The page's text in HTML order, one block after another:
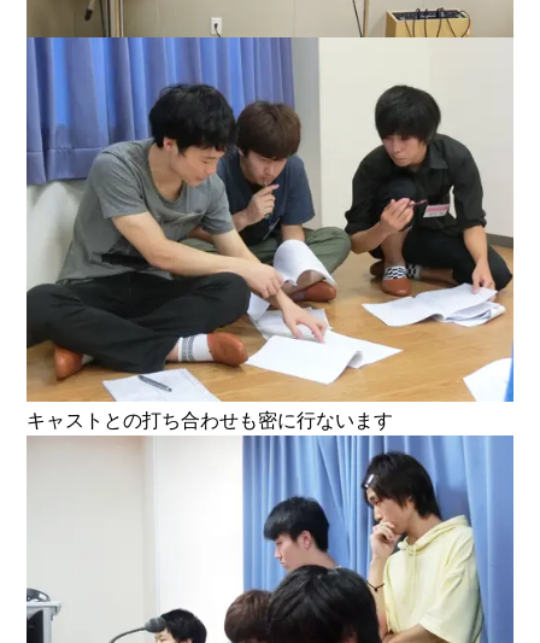
キャストとの打ち合わせも密に行ないます